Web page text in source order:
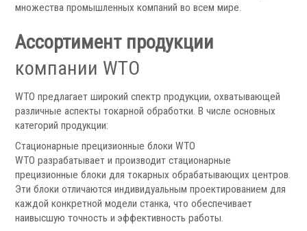
Ручные токарные патроны
Цанговые патроны
Гидроцилиндры
Аксессуары для токарных патронов
Инструментальная оснастка
множества промышленных компаний во всем мире.
Ассортимент продукции
компании WTO
WTO предлагает широкий спектр продукции, охватывающей
различные аспекты токарной обработки. В числе основных
категорий продукции:
Стационарные прецизионные блоки WTO
WTO разрабатывает и производит стационарные
прецизионные блоки для токарных обрабатывающих центров.
Эти блоки отличаются индивидуальным проектированием для
каждой конкретной модели станка, что обеспечивает
наивысшую точность и эффективность работы.